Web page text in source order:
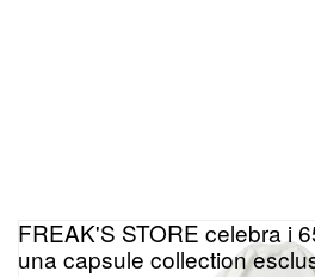
FREAK'S STORE celebra i
una capsule collection